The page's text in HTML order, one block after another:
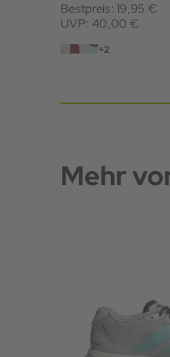
Bestpreis: 19,95 €
UVP: 40,00 €
+2
Mehr